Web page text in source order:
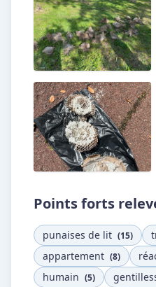
Points forts
punaises de lit (15)
appartement (8)
humain (5)